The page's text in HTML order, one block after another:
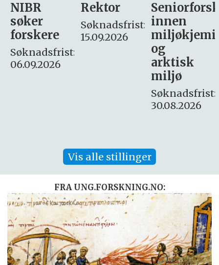
Rektor
Søknadsfrist:
15.09.2026
Seniorforsker
innen
miljøkjemi
søker
– fast
Søknadsfrist:
16. august.
Vis alle stillinger
FRA UNG.FORSKNING.NO: